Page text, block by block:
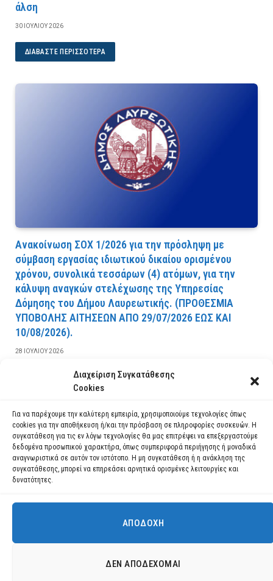
Διαχείριση Συγκατάθεσης
Cookies
Για να παρέχουμε την καλύτερη εμπειρία, χρησιμοποιούμε τεχνολογίες όπως
cookies για την αποθήκευση ή/και την πρόσβαση σε πληροφορίες συσκευών. Η
συγκατάθεση για τις εν λόγω τεχνολογίες θα μας επιτρέψει να επεξεργαστούμε
δεδομένα προσωπικού χαρακτήρα, όπως συμπεριφορά περιήγησης ή μοναδικά
αναγνωριστικά σε αυτόν τον ιστότοπο. Η μη συγκατάθεση ή η ανάκληση της
συγκατάθεσης, μπορεί να επηρεάσει αρνητικά ορισμένες λειτουργίες και
δυνατότητες.
ΑΠΟΔΟΧΉ
ΔΕΝ ΑΠΟΔΈΧΟΜΑΙ
άλση
30 ΙΟΥΛΊΟΥ 2026
ΔΙΑΒΆΣΤΕ ΠΕΡΙΣΣΌΤΕΡΑ
Ανακοίνωση ΣΟΧ 1/2026 για την πρόσληψη με
σύμβαση εργασίας ιδιωτικού δικαίου ορισμένου
χρόνου, συνολικά τεσσάρων (4) ατόμων, για την
κάλυψη αναγκών στελέχωσης της Υπηρεσίας
Δόμησης του Δήμου Λαυρεωτικής. (ΠPOΘEΣMIA
YΠOBOΛHΣ AITHΣEΩN AΠO 29/07/2026 EΩΣ KAI
10/08/2026).
28 ΙΟΥΛΊΟΥ 2026
ΔΙΑΒΆΣΤΕ ΠΕΡΙΣΣΌΤΕΡΑ
Χρησιμοποιούμε cookies για να σας προσφέρουμε τη βέλτιστη εμπειρία
πλοήγησης στον ιστότοπό μας.
ρυθμίσεις